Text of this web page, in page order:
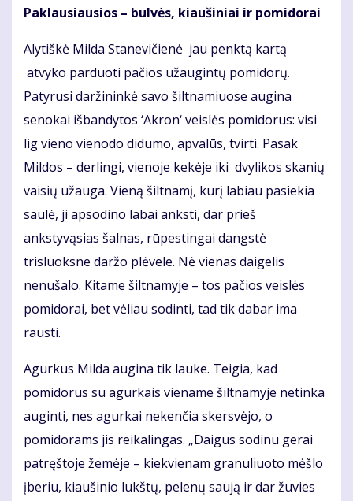
Paklausiausios – bulvės, kiaušiniai ir pomidorai
Alytiškė Milda Stanevičienė jau penktą kartą
atvyko parduoti pačios užaugintų pomidorų.
Patyrusi daržininkė savo šiltnamiuose augina
senokai išbandytos ‘Akron‘ veislės pomidorus: visi
lig vieno vienodo didumo, apvalūs, tvirti. Pasak
Mildos – derlingi, vienoje kekėje iki dvylikos skanių
vaisių užauga. Vieną šiltnamį, kurį labiau pasiekia
saulė, ji apsodino labai anksti, dar prieš
ankstyvąsias šalnas, rūpestingai dangstė
trisluoksne daržo plėvele. Nė vienas daigelis
nenušalo. Kitame šiltnamyje – tos pačios veislės
pomidorai, bet vėliau sodinti, tad tik dabar ima
rausti.
Agurkus Milda augina tik lauke. Teigia, kad
pomidorus su agurkais viename šiltnamyje netinka
auginti, nes agurkai nekenčia skersvėjo, o
pomidorams jis reikalingas. „Daigus sodinu gerai
patręštoje žemėje – kiekvienam granuliuoto mėšlo
įberiu, kiaušinio lukštų, pelenų saują ir dar žuvies